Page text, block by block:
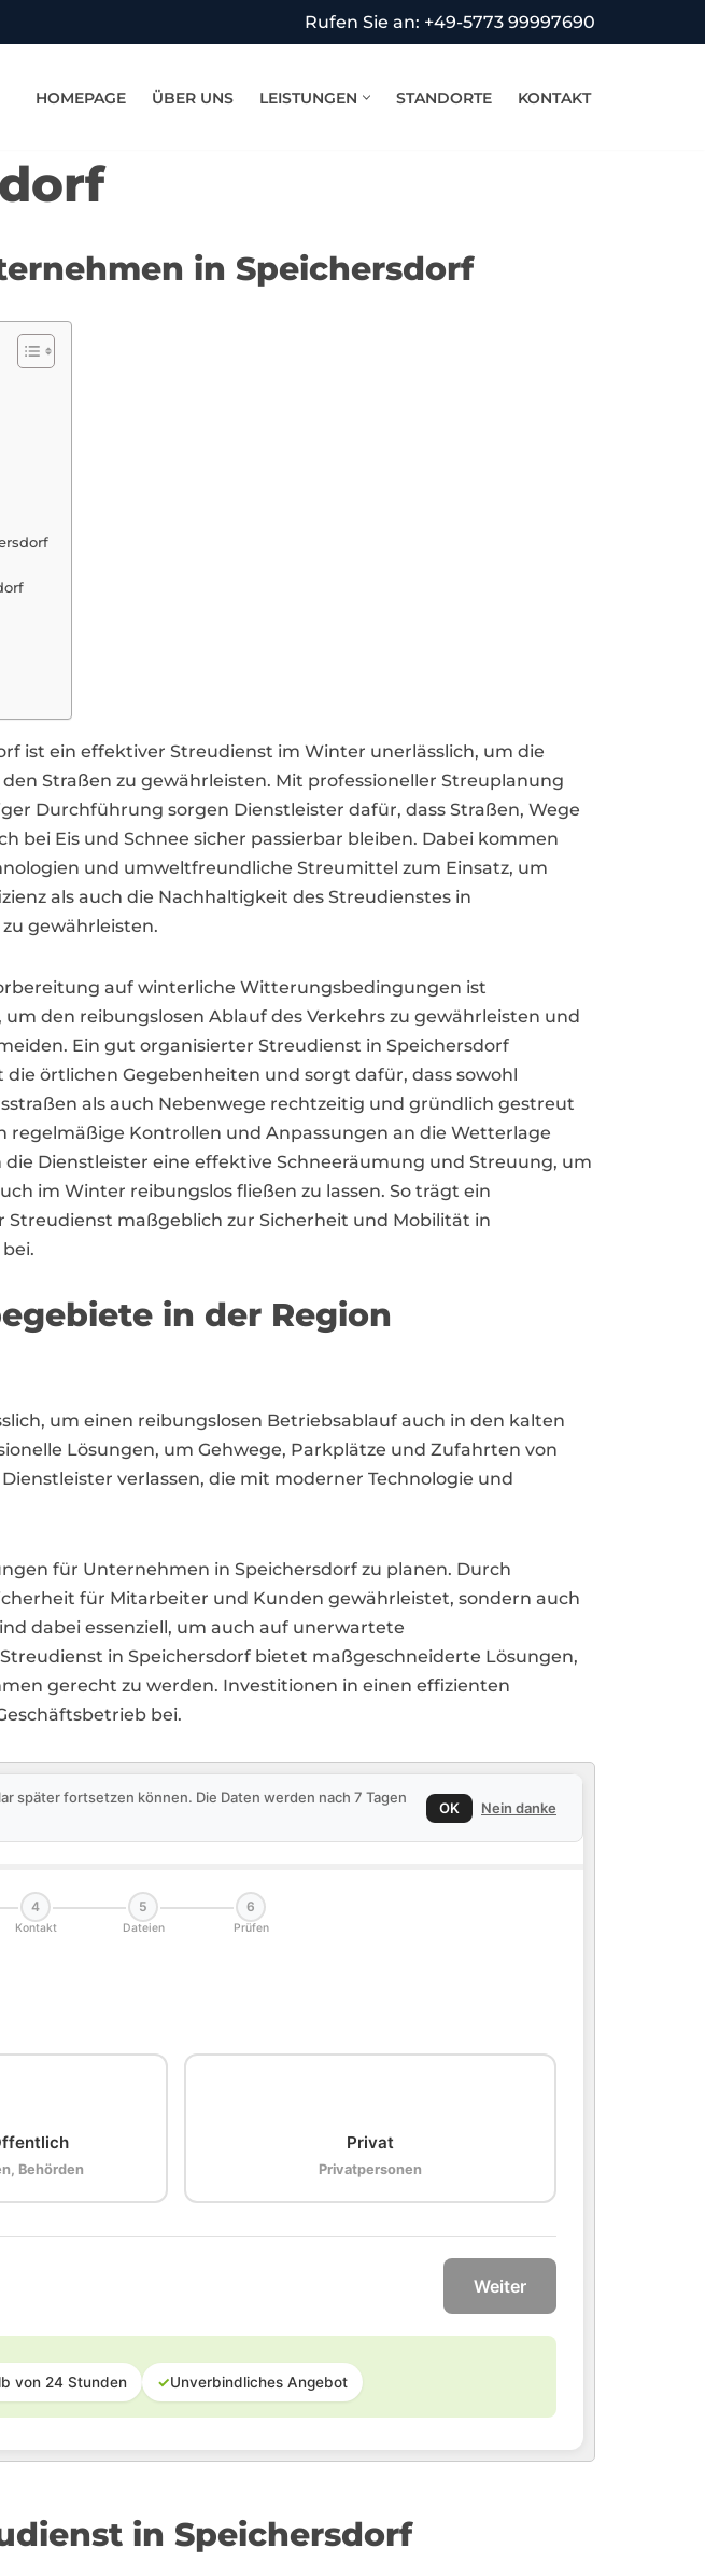
Rufen Sie an: +49-5773 99997690
HOMEPAGE ÜBER UNS LEISTUNGEN STANDORTE KONTAKT
in Speichersdorf
ist ein effektiver Streudienst im Winter unerlässlich, um die
Straßen zu gewährleisten. Mit professioneller Streuplanung
Durchführung sorgen Dienstleister dafür, dass Straßen, Wege
bei Eis und Schnee sicher passierbar bleiben. Dabei kommen
und umweltfreundliche Streumittel zum Einsatz, um
als auch die Nachhaltigkeit des Streudienstes in
gewährleisten.
auf winterliche Witterungsbedingungen ist
den reibungslosen Ablauf des Verkehrs zu gewährleisten und
Ein gut organisierter Streudienst in Speichersdorf
örtlichen Gegebenheiten und sorgt dafür, dass sowohl
als auch Nebenwege rechtzeitig und gründlich gestreut
regelmäßige Kontrollen und Anpassungen an die Wetterlage
Dienstleister eine effektive Schneeräumung und Streuung, um
im Winter reibungslos fließen zu lassen. So trägt ein
Streudienst maßgeblich zur Sicherheit und Mobilität in
in der Region
um einen reibungslosen Betriebsablauf auch in den kalten
Lösungen, um Gehwege, Parkplätze und Zufahrten von
verlassen, die mit moderner Technologie und
für Unternehmen in Speichersdorf zu planen. Durch
für Mitarbeiter und Kunden gewährleistet, sondern auch
dabei essenziell, um auch auf unerwartete
in Speichersdorf bietet maßgeschneiderte Lösungen,
gerecht zu werden. Investitionen in einen effizienten
bei.
später fortsetzen können. Die Daten werden nach 7 Tagen
OK Nein danke
4
Kontakt
5
Dateien
6
Prüfen
Behörden
Privat
Privatpersonen
Weiter
von 24 Stunden ✓Unverbindliches Angebot
in Speichersdorf